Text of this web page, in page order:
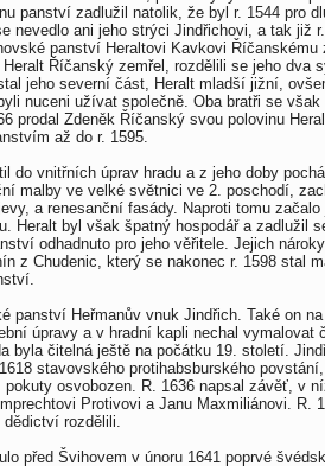
panství zadlužil natolik, že byl r. 1544 pro
nevedlo ani jeho strýci Jindřichovi, a tak již
panství Heraltovi Kavkovi Říčanskému
Říčanský zemřel, rozdělili se jeho dva
jeho severní část, Heralt mladší jižní,
nuceni užívat společně. Oba bratři se však
prodal Zdeněk Říčanský svou polovinu
až do r. 1595.
do vnitřních úprav hradu a z jeho doby
malby ve velké světnici ve 2. poschodí,
a renesanční fasády. Naproti tomu
Heralt byl však špatný hospodář a zadlužil
odhadnuto pro jeho věřitele. Jejich
z Chudenic, který se nakonec r. 1598 stal
panství Heřmanův vnuk Jindřich. Také on na
úpravy a v hradní kapli nechal vymalovat
byla čitelná ještě na počátku 19. století.
stavovského protihabsburského
pokuty osvobozen. R. 1636 napsal závěť, v
Protivovi a Janu Maxmiliánovi. R.
dědictví rozdělili.
před Švihovem v únoru 1641 poprvé